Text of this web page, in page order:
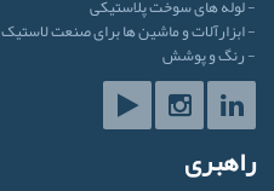
- لوله های سوخت پلاستیکی
- ابزارآلات و ماشین ها برای صنعت لاستیک
- رنگ و پوشش
راهبری